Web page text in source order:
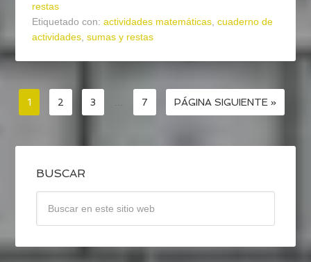
restas
Etiquetado con:actividades matemáticas,cuaderno de
actividades,sumas y restas
1 2 3 … 7 PÁGINA SIGUIENTE »
BUSCAR